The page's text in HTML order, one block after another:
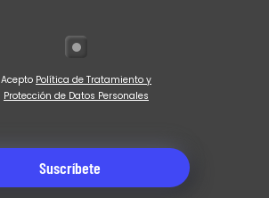
Acepto Política de Tratamiento y
Protección de Datos Personales